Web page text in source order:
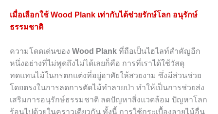
เมื่อเลือกใช้ Wood Plank เท่ากับได้ช่วยรักษ์โลก อนุรักษ์
ธรรมชาติ
ความโดดเด่นของ Wood Plank ที่ถือเป็นไฮไลท์สำคัญอีก
หนึ่งอย่างที่ไม่พูดถึงไม่ได้เลยก็คือ การที่เราได้ใช้วัสดุ
ทดแทนไม้ในกรตกแต่งที่อยู่อาศัยให้สวยงาม ซึ่งมีส่วนช่วย
โดยตรงในการลดการตัดไม้ทำลายป่า ทำให้เป็นการช่วยส่ง
เสริมการอนุรักษ์ธรรมชาติ ลดปัญหาสิ่งแวดล้อม ปัญหาโลก
ร้อนไปด้วยในคราวเดียวกัน ทั้งนี้ การใช้กระเบื้องลายไม้อื่น